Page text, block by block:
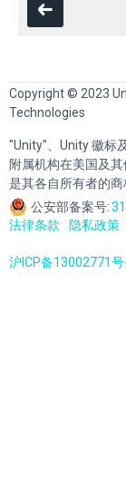
Copyright © 2023
Technologies
"Unity"、Unity 徽标
附属机构在美国及
是其各自所有者的商
公安部备案号:
法律条款
隐私政策
沪ICP备13002771